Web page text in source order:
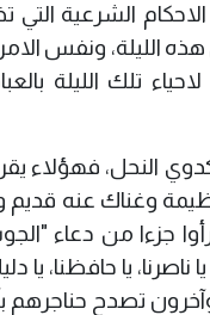
الشرعية التي
الليلة، ونفس
تلك الليلة
النحل، فهؤلاء
وغناك عنه
جزءا من دعاء
يا حافظنا، يا
وآخرون تصدح حناجرهم